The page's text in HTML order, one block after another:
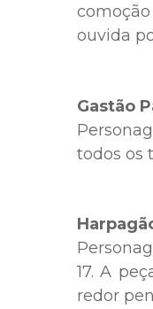
ouvida
Gastão
todos os
17. A
redor